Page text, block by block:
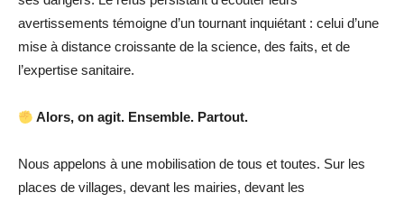
avertissements témoigne d’un tournant inquiétant : celui d’une
mise à distance croissante de la science, des faits, et de
l’expertise sanitaire.
Alors, on agit. Ensemble. Partout.
Nous appelons à une mobilisation de tous et toutes. Sur les
places de villages, devant les mairies, devant les